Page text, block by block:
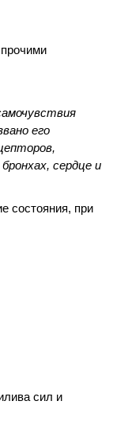
его
сердце и
состояния, при
сил и